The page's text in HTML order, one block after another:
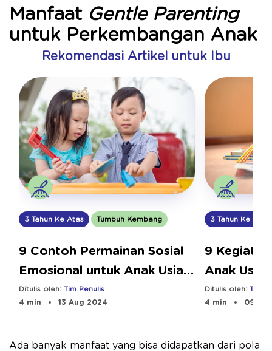
Manfaat Gentle Parenting
untuk Perkembangan Anak
Rekomendasi Artikel untuk Ibu
3 Tahun Ke Atas Tumbuh Kembang
9 Contoh Permainan Sosial
Emosional untuk Anak Usia
Dini
Ditulis oleh: Tim Penulis
4 min
13 Aug 2024
3 Tahun Ke Atas
9
Anak Usia
Ditulis oleh: Tim
4 min
09
Ada banyak manfaat yang bisa didapatkan dari pola